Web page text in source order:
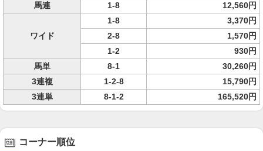
馬連
1-8 12,560円
ワイド
1-8
3,370円
2-8
1,570円
1-2
930円
馬単
8-1
30,260円
3連複
1-2-8
15,790円
3連単
8-1-2 165,520円
コーナー順位